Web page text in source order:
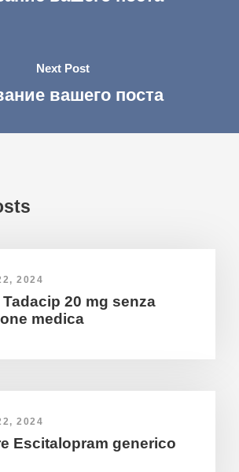
Next Post
вашего поста
2024
20 mg senza
medica
2024
Escitalopram generico